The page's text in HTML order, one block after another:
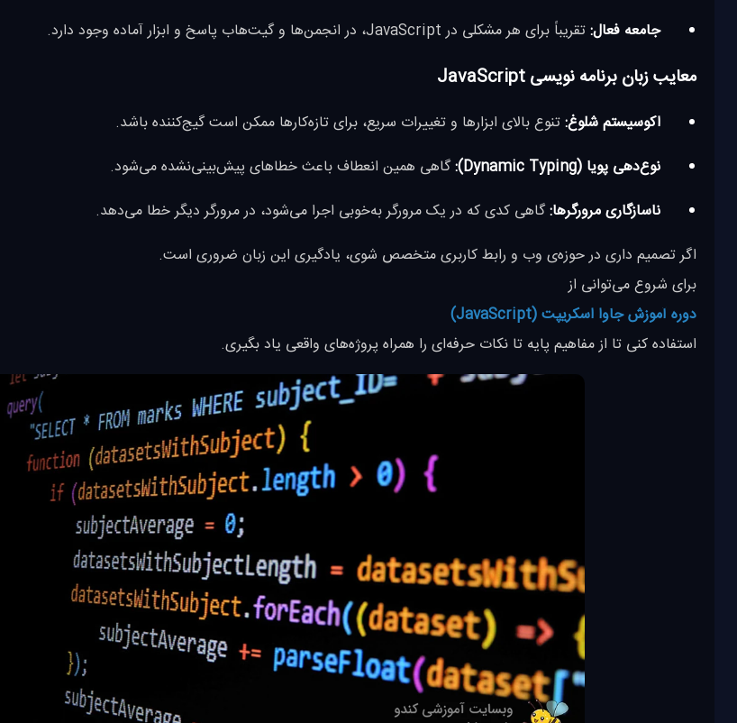
جامعه فعال:تقریباً برای هر مشکلی در JavaScript، در انجمن‌ها و گیت‌هاب پاسخ و ابزار آماده وجود دارد.
معایب زبان برنامه نویسی JavaScript
اکوسیستم شلوغ:تنوع بالای ابزارها و تغییرات سریع، برای تازه‌کارها ممکن است گیج‌کننده باشد.
نوع‌دهی پویا (Dynamic Typing):
گاهی همین انعطاف باعث خطاهای پیش‌بینی‌نشده می‌شود.
ناسازگاری مرورگرها:گاهی کدی که در یک مرورگر به‌خوبی اجرا می‌شود، در مرورگر دیگر خطا می‌دهد.
اگر تصمیم داری در حوزه‌ی وب و رابط کاربری متخصص شوی، یادگیری این زبان ضروری است.
برای شروع می‌توانی از
دوره آموزش جاوا اسکریپت (JavaScript)
استفاده کنی تا از مفاهیم پایه تا نکات حرفه‌ای را همراه پروژه‌های واقعی یاد بگیری.